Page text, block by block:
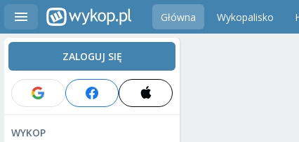
Główna Wykopalisko
ZALOGUJ SIĘ
WYKOP